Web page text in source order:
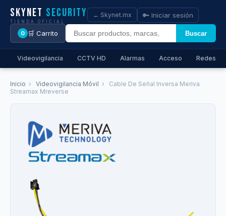
Skynet Security
TIENDA OFICIAL
Buscar
← Skynet.mx 🔑 Iniciar sesión
0 🛒 Carrito
Videovigilancia CCTV HD Alarmas Acceso Redes
Inicio › Videovigilancia Móvil ›
Cable De Señal Inversa Meriva
Streamax Mreverse